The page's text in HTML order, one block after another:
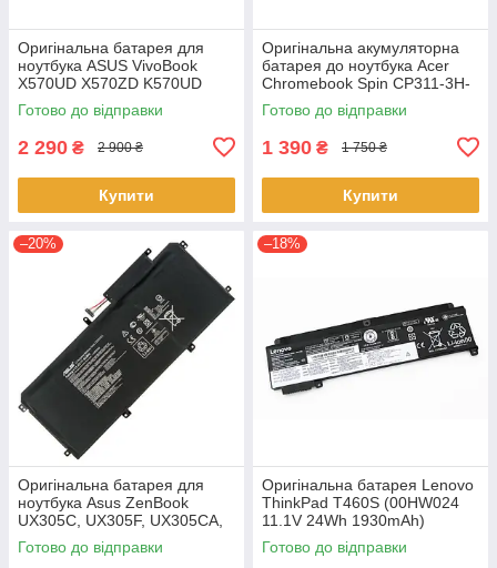
Оригінальна батарея для
ноутбука ASUS VivoBook
X570UD X570ZD K570UD
K570ZD R570UD R570ZD
F570UD - B31N1723
Готово до відправки
2 290 ₴ 2 900 ₴
Купити
Оригінальна акумуляторна
батарея до ноутбука Acer
Chromebook Spin CP311-3H-
K2RJ CP311-2H-C679 CP513-
1HL CP513-1H - AP16L8J
Готово до відправки
1 390 ₴ 1 750 ₴
Купити
–20%
Оригінальна батарея для
ноутбука Asus ZenBook
UX305C, UX305F, UX305CA,
UX305FA - C31N1411 (+11.4 V
45Wh) АКБ
Готово до відправки
–18%
Оригінальна батарея Lenovo
ThinkPad T460S (00HW024
11.1V 24Wh 1930mAh)
Акумулятор, АКБ для
ноутбука
Готово до відправки